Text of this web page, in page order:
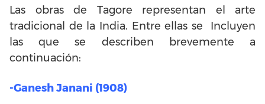
Las obras de Tagore representan el arte
tradicional de la India. Entre ellas se Incluyen
las que se describen brevemente a
continuación:
-Ganesh Janani (1908)